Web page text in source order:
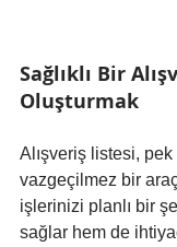
Sağlıklı Bir
Oluşturmak
Alışveriş listesi,
vazgeçilmez bir
işlerinizi planlı bir
sağlar hem de